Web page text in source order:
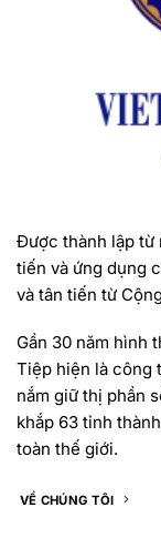
Được thành lập từ
tiến và ứng dụng
và tân tiến từ
Gần 30 năm hình
Tiệp hiện là công
nắm giữ thị phần
khắp 63 tỉnh
toàn thế giới.
VỀ CHÚNG TÔI